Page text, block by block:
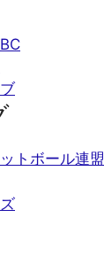
トボール連盟